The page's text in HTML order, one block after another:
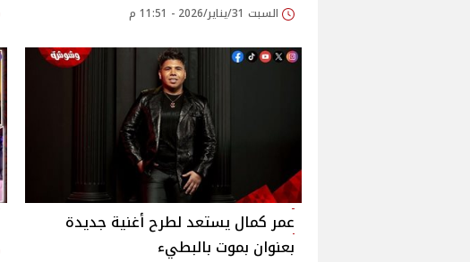
السبت 31/يناير/2026 - 11:51 م
عمر كمال يستعد لطرح أغنية جديدة
بعنوان بموت بالبطيء